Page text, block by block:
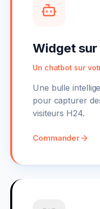
Widget sur
Un chatbot sur
Une bulle
pour capturer
visiteurs H24.
Commander